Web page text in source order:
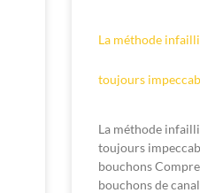
La méthode
toujours
La méthode
toujours
bouchons
bouchons de